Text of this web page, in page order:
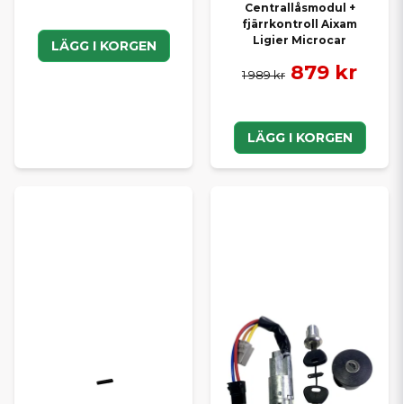
LÄGG I KORGEN
Centrallåsmodul +
fjärrkontroll Aixam
Ligier Microcar
1 989 kr 879 kr
LÄGG I KORGEN